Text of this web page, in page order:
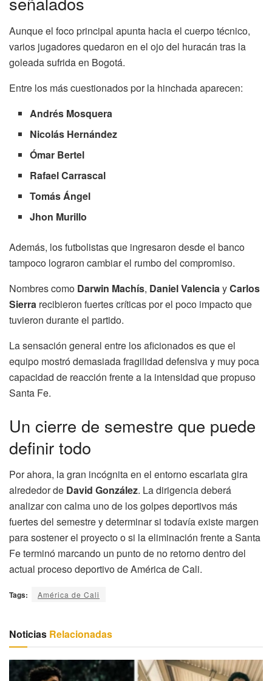
Aunque el foco principal apunta hacia el cuerpo técnico,
varios jugadores quedaron en el ojo del huracán tras la
goleada sufrida en Bogotá.
Entre los más cuestionados por la hinchada aparecen:
Andrés Mosquera
Nicolás Hernández
Ómar Bertel
Rafael Carrascal
Tomás Ángel
Jhon Murillo
Además, los futbolistas que ingresaron desde el banco
tampoco lograron cambiar el rumbo del compromiso.
Nombres como Darwin Machís, Daniel ValenciayCarlos
Sierra recibieron fuertes críticas por el poco impacto que
tuvieron durante el partido.
La sensación general entre los aficionados es que el
equipo mostró demasiada fragilidad defensiva y muy poca
capacidad de reacción frente a la intensidad que propuso
Santa Fe.
Un cierre de semestre que puede
definir todo
Por ahora, la gran incógnita en el entorno escarlata gira
alrededor de David González. La dirigencia deberá
analizar con calma uno de los golpes deportivos más
fuertes del semestre y determinar si todavía existe margen
para sostener el proyecto o si la eliminación frente a Santa
Fe terminó marcando un punto de no retorno dentro del
actual proceso deportivo de América de Cali.
Tags: América de Cali
Noticias Relacionadas